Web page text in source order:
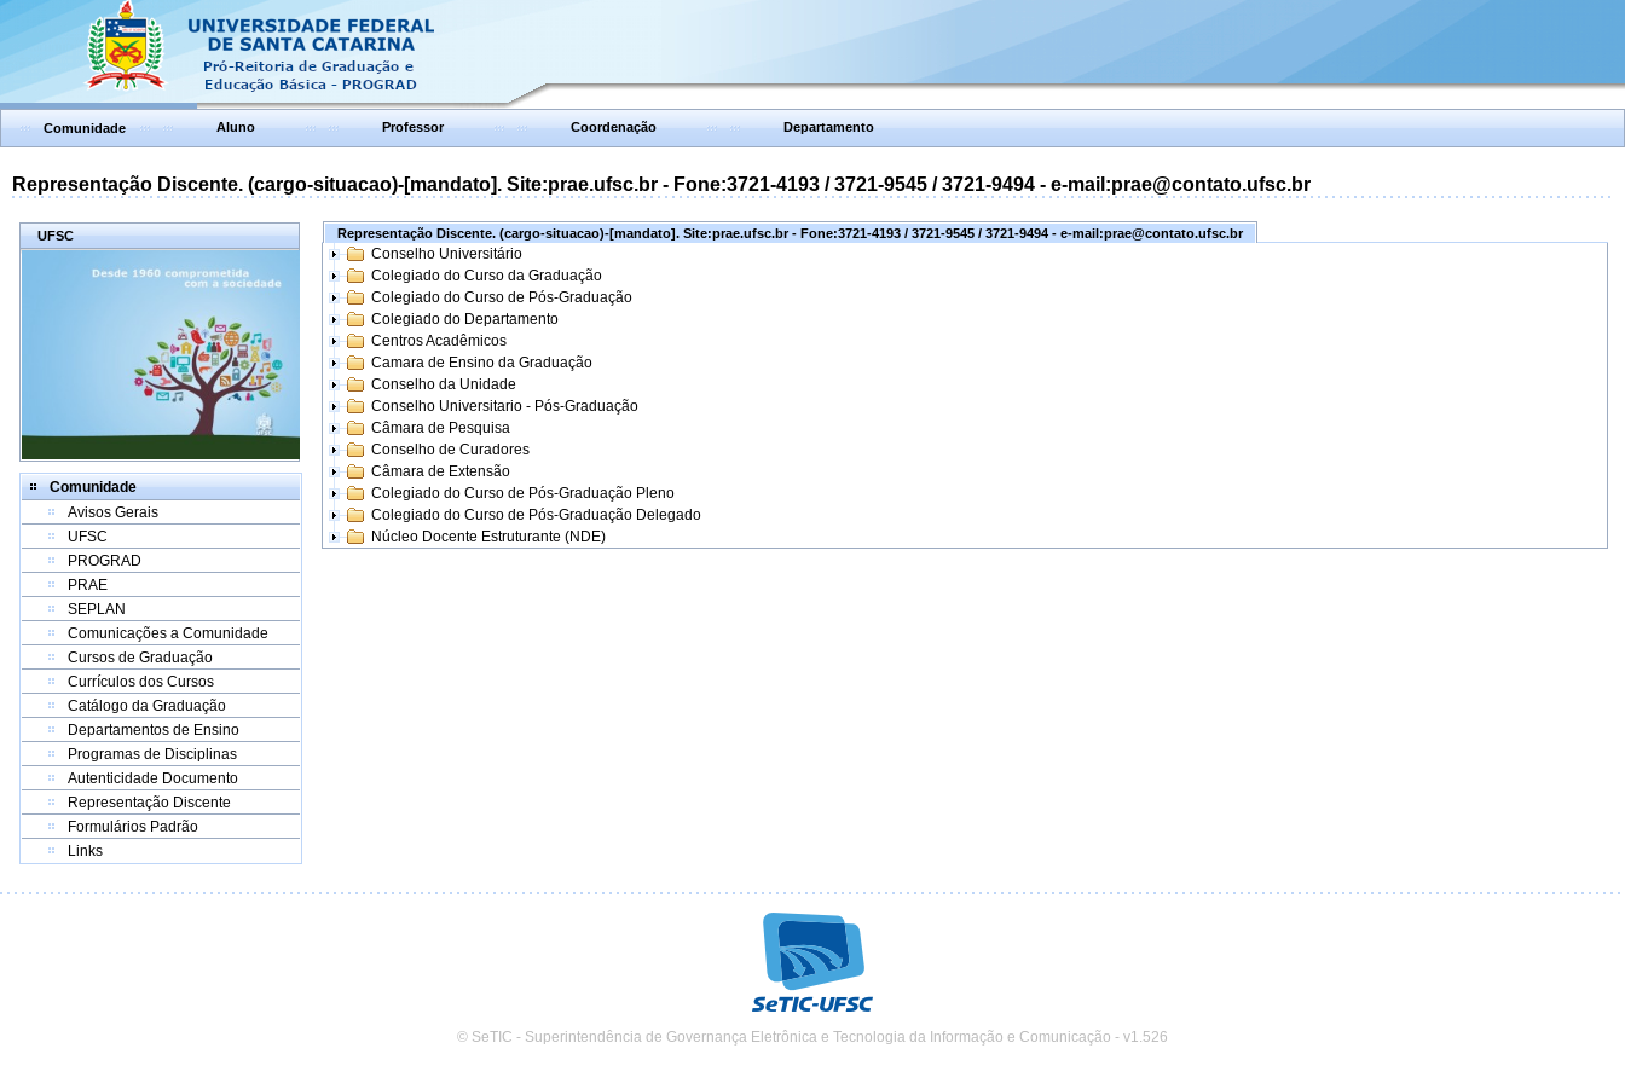
Comunidade Aluno Professor Coordenação Departamento
Representação Discente. (cargo-situacao)-[mandato]. Site:prae.ufsc.br - Fone:3721-4193 / 3721-9545 / 3721-9494 - e-mail:prae@contato.ufsc.br
UFSC
Comunidade
Avisos Gerais
UFSC
PROGRAD
PRAE
SEPLAN
Comunicações a Comunidade
Cursos de Graduação
Currículos dos Cursos
Catálogo da Graduação
Departamentos de Ensino
Programas de Disciplinas
Autenticidade Documento
Representação Discente
Formulários Padrão
Links
Representação Discente. (cargo-situacao)-[mandato]. Site:prae.ufsc.br - Fone:3721-4193 / 3721-9545 / 3721-9494 - e-mail:prae@contato.ufsc.br
Conselho Universitário
Colegiado do Curso da Graduação
Colegiado do Curso de Pós-Graduação
Colegiado do Departamento
Centros Acadêmicos
Camara de Ensino da Graduação
Conselho da Unidade
Conselho Universitario - Pós-Graduação
Câmara de Pesquisa
Conselho de Curadores
Câmara de Extensão
Colegiado do Curso de Pós-Graduação Pleno
Colegiado do Curso de Pós-Graduação Delegado
Núcleo Docente Estruturante (NDE)
© SeTIC - Superintendência de Governança Eletrônica e Tecnologia da Informação e Comunicação - v1.526